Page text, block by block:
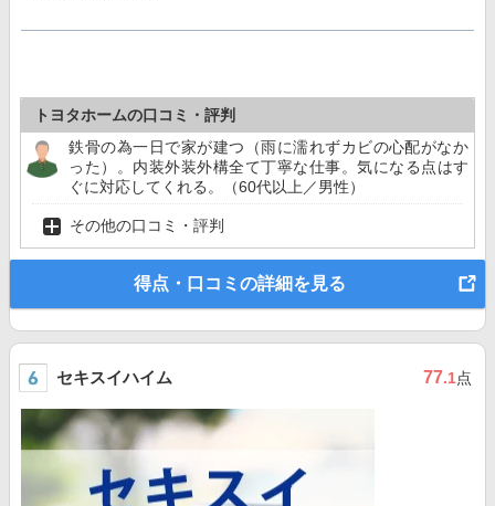
トヨタホームの口コミ・評判
鉄骨の為一日で家が建つ（雨に濡れずカビの心配がなか
った）。内装外装外構全て丁寧な仕事。気になる点はす
ぐに対応してくれる。（60代以上／男性）
その他の口コミ・評判
得点・口コミの詳細を見る
セキスイハイム 77.1点